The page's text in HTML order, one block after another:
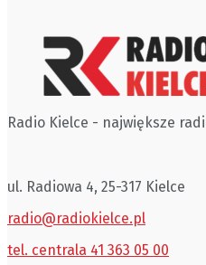
Radio Kielce - największe
ul. Radiowa 4, 25-317 Kielce
radio@radiokielce.pl
tel. centrala 41 363 05 00